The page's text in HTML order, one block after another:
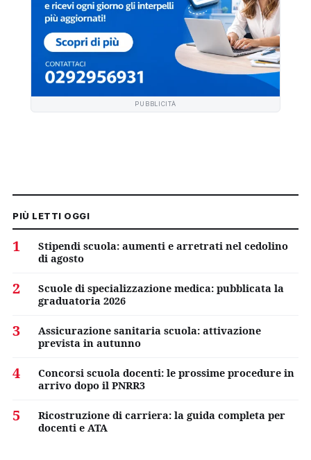
PUBBLICITÀ
PIÙ LETTI OGGI
1
Stipendi scuola: aumenti e arretrati nel cedolino
di agosto
2
Scuole di specializzazione medica: pubblicata la
graduatoria 2026
3
Assicurazione sanitaria scuola: attivazione
prevista in autunno
4
Concorsi scuola docenti: le prossime procedure in
arrivo dopo il PNRR3
5
Ricostruzione di carriera: la guida completa per
docenti e ATA